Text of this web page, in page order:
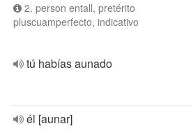
2. person entall, pretérito
pluscuamperfecto, indicativo
tú habías aunado
él [aunar]